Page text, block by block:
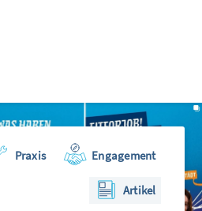
Praxis Engagement
Artikel